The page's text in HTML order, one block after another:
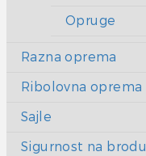
Opruge
Razna oprema
Ribolovna oprema
Sajle
Sigurnost na brodu